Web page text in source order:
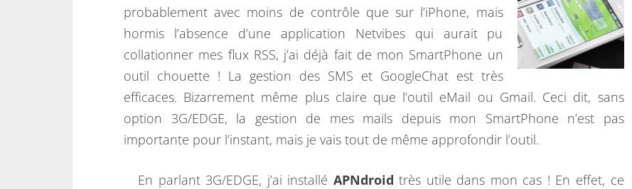
probablement avec moins de contrôle que sur l’iPhone, mais
hormis l’absence d’une application Netvibes qui aurait pu
collationner mes flux RSS, j’ai déjà fait de mon SmartPhone un
outil chouette ! La gestion des SMS et GoogleChat est très
efficaces. Bizarrement même plus claire que l’outil eMail ou Gmail. Ceci dit, sans
option 3G/EDGE, la gestion de mes mails depuis mon SmartPhone n’est pas
importante pour l’instant, mais je vais tout de même approfondir l’outil.
En parlant 3G/EDGE, j’ai installé APNdroid très utile dans mon cas ! En effet, ce